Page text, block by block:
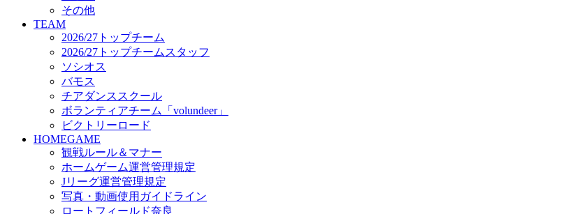
SCHEDULE
2026/27
練習見学時のファンサービスについて
TICKET
奈良クラブ明治安田J3リーグ2026/27シーズン試合観戦チケット
奈良クラブ明治安田Ｊ3リーグ 2026/27シーズン「鹿パス」
観戦ルール＆マナー
FANCOMMUNITY
2026/27ファンコミュニティ
サポートショップ
GOODS
オフィシャルストア（実店舗）
オンラインストア
ACADEMY
アカデミーについて
その他
TEAM
2026/27トップチーム
2026/27トップチームスタッフ
ソシオス
バモス
チアダンススクール
ボランティアチーム「volundeer」
ビクトリーロード
HOMEGAME
観戦ルール＆マナー
ホームゲーム運営管理規定
Jリーグ運営管理規定
写真・動画使用ガイドライン
ロートフィールド奈良